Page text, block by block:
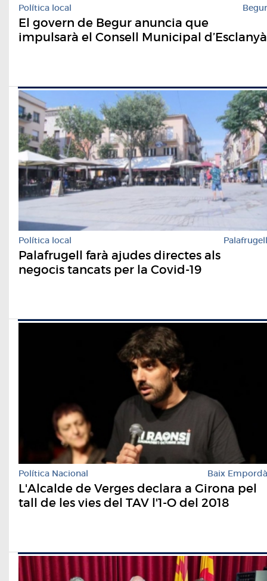
Política local Begur
El govern de Begur anuncia que
impulsarà el Consell Municipal d’Esclanyà
Política local Palafrugell
Palafrugell farà ajudes directes als
negocis tancats per la Covid-19
Política Nacional Baix Empordà
L'Alcalde de Verges declara a Girona pel
tall de les vies del TAV l'1-O del 2018